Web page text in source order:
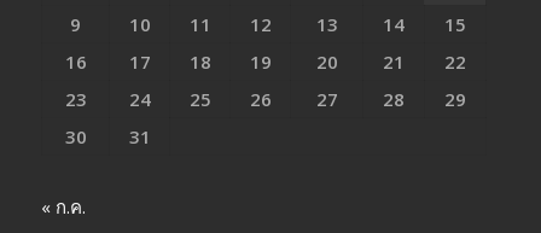
9
10 11 12 13 14
15
16
17 18 19 20 21
22
23
24 25 26 27 28
29
30
31
« ก.ค.